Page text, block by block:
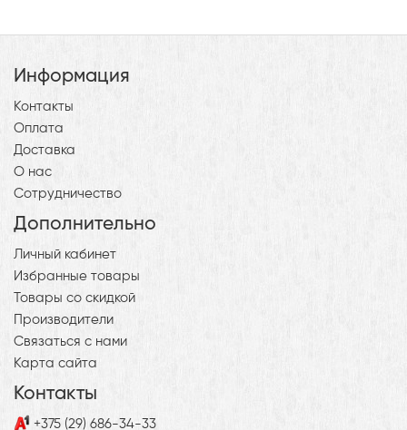
Информация
Контакты
Оплата
Доставка
О нас
Сотрудничество
Дополнительно
Личный кабинет
Избранные товары
Товары со скидкой
Производители
Связаться с нами
Карта сайта
Контакты
+375 (29) 686-34-33